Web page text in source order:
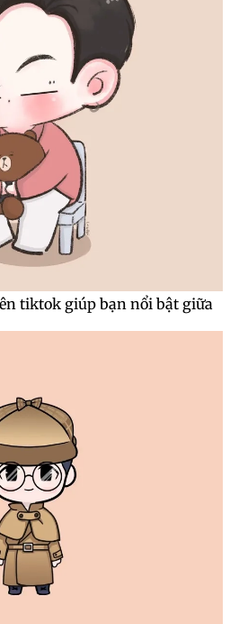
tiktok giúp bạn nổi bật giữa